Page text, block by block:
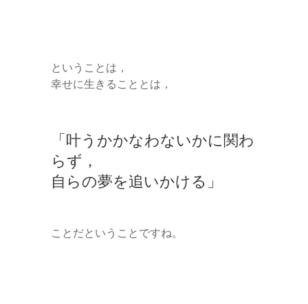
ということは，
幸せに生きることとは，
「叶うかかなわないかに関わ
らず，
自らの夢を追いかける」
ことだということですね。